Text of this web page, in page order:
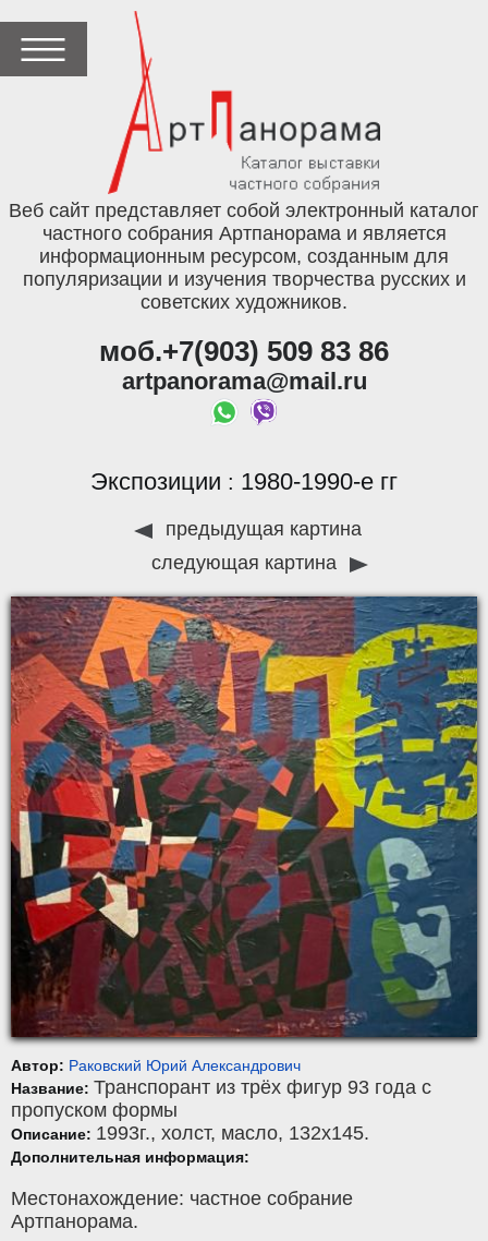
Веб сайт представляет собой электронный каталог
частного собрания Артпанорама и является
информационным ресурсом, созданным для
популяризации и изучения творчества русских и
советских художников.
моб.+7(903) 509 83 86
artpanorama@mail.ru
Экспозиции : 1980-1990-е гг
предыдущая картина
следующая картина
Автор: Раковский Юрий Александрович
Название: Транспорант из трёх фигур 93 года с
пропуском формы
Описание: 1993г., холст, масло, 132x145.
Дополнительная информация:
Местонахождение: частное собрание
Артпанорама.